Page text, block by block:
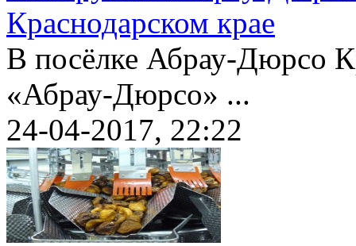
Краснодарском крае
В посёлке Абрау-Дюрсо
«Абрау-Дюрсо» ...
24-04-2017, 22:22